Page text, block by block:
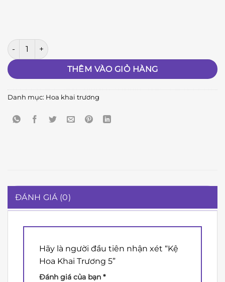
Kệ Hoa Khai Trương 5 số lượng
THÊM VÀO GIỎ HÀNG
Danh mục: Hoa khai trương
ĐÁNH GIÁ (0)
Hãy là người đầu tiên nhận xét “Kệ
Hoa Khai Trương 5”
Đánh giá của bạn *